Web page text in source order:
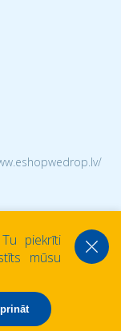
piekrīti
mūsu